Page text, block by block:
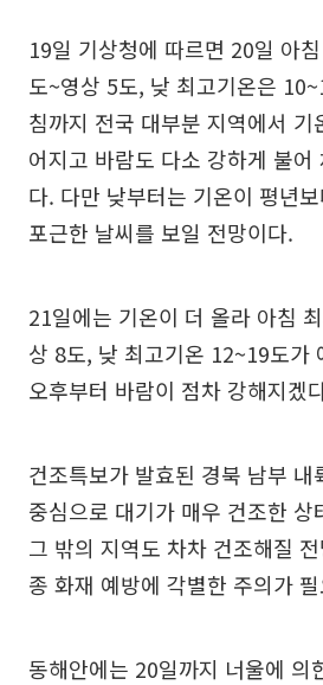
19일 기상청에 따르면 20일 아
도~영상 5도, 낮 최고기온은
침까지 전국 대부분 지역에서 기
어지고 바람도 다소 강하게 불어
다. 다만 낮부터는 기온이 평년
포근한 날씨를 보일 전망이다.
21일에는 기온이 더 올라 아침
상 8도, 낮 최고기온 12~19도가
오후부터 바람이 점차 강해지겠
건조특보가 발효된 경북 남부 내
중심으로 대기가 매우 건조한 상
그 밖의 지역도 차차 건조해질
종 화재 예방에 각별한 주의가
동해안에는 20일까지 너울에 의